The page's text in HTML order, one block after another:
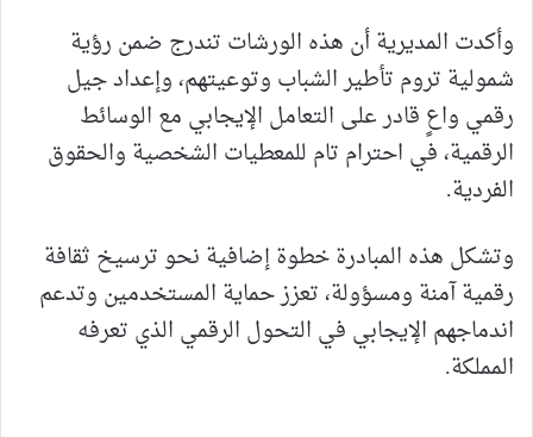
وأكدت المديرية أن هذه الورشات تندرج ضمن رؤية
شمولية تروم تأطير الشباب وتوعيتهم، وإعداد جيل
رقمي واعٍ قادر على التعامل الإيجابي مع الوسائط
الرقمية، في احترام تام للمعطيات الشخصية والحقوق
الفردية.
وتشكل هذه المبادرة خطوة إضافية نحو ترسيخ ثقافة
رقمية آمنة ومسؤولة، تعزز حماية المستخدمين وتدعم
اندماجهم الإيجابي في التحول الرقمي الذي تعرفه
المملكة.